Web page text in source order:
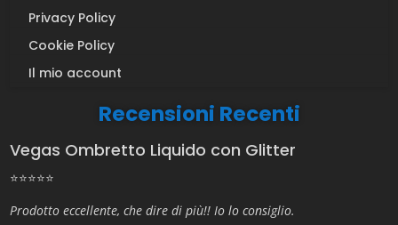
Privacy Policy
Cookie Policy
Il mio account
Recensioni Recenti
Vegas Ombretto Liquido con Glitter
⭐⭐⭐⭐⭐
Prodotto eccellente, che dire di più!! Io lo consiglio.